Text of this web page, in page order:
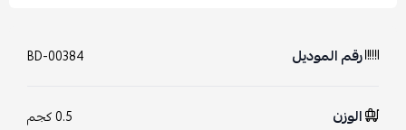
رقم الموديل BD-00384
الوزن 0.5 كجم